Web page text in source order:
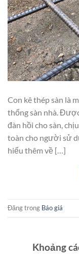
Con kê thép sàn là
thống sàn nhà.
đàn hồi cho sàn,
toàn cho người sử
hiểu thêm về […]
Đăng trong Báo giá
Khoảng